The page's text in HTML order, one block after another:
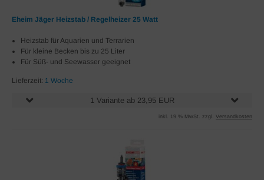
Eheim Jäger Heizstab / Regelheizer 25 Watt
Heizstab für Aquarien und Terrarien
Für kleine Becken bis zu 25 Liter
Für Süß- und Seewasser geeignet
Lieferzeit: 1 Woche
1 Variante ab 23,95 EUR
inkl. 19 % MwSt. zzgl. Versandkosten